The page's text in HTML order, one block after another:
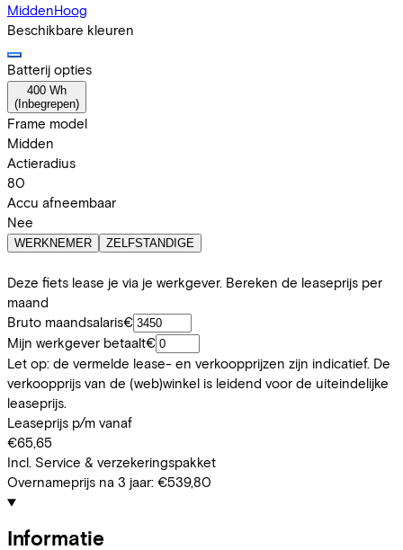
MiddenHoog
Beschikbare kleuren
Batterij opties
400 Wh
( Inbegrepen)
Frame model
Midden
Actieradius
80
Accu afneembaar
Nee
WERKNEMER ZELFSTANDIGE
Deze fiets lease je via je werkgever. Bereken de leaseprijs per
maand
Bruto maandsalaris€
Mijn werkgever betaalt€
Let op: de vermelde lease- en verkoopprijzen zijn indicatief. De
verkoopprijs van de (web)winkel is leidend voor de uiteindelijke
leaseprijs.
Leaseprijs p/m vanaf
€65,65
Incl. Service & verzekeringspakket
Overnameprijs na 3 jaar: €539,80
Informatie